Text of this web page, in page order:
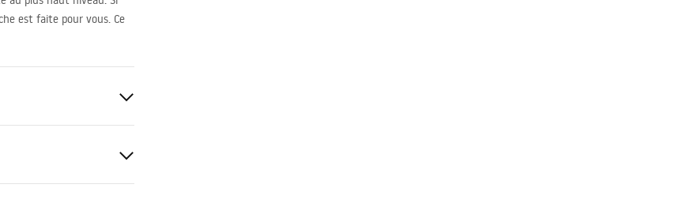
est faite pour vous. Ce